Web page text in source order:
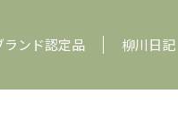
ランド認定品 柳川日記